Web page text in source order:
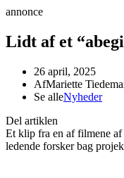
annonce
Lidt af et
26 april, 2025
AfMariette
Se alleNyheder
Del artiklen
Et klip fra en af filmene af
ledende forsker bag